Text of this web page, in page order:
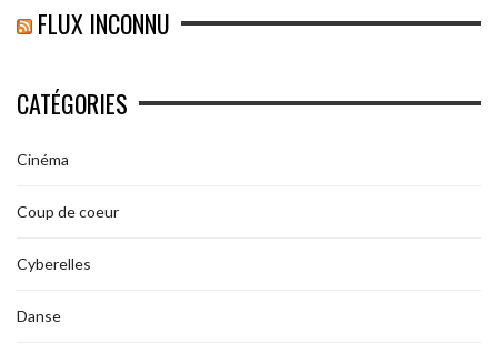
FLUX INCONNU
CATÉGORIES
Cinéma
Coup de coeur
Cyberelles
Danse